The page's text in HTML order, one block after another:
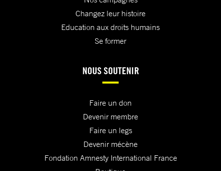
Changez leur histoire
Education aux droits humains
Se former
NOUS SOUTENIR
Faire un don
Devenir membre
Faire un legs
Devenir mécène
Fondation Amnesty International France